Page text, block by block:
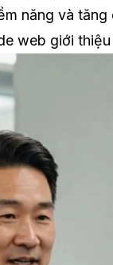
năng và tăng
web giới